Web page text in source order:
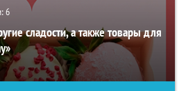
6
сладости, а также товары для